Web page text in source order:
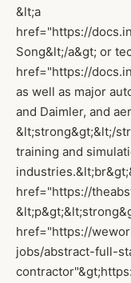
&lt;a
href="https://
Song&lt;/a&gt; or
href="https://
as well as major
and Daimler, and
&lt;strong&gt;&lt;/
training and
href="https://
href="https://
jobs/abstract-full-